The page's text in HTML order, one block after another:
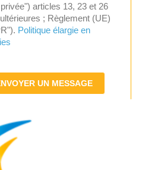
articles 13, 23 et 26
; Règlement (UE)
Politique élargie en
UN MESSAGE